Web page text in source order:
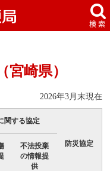
崎県）
2026年3月末現在
関する協定
防災協定
不法投棄
の情報提
供